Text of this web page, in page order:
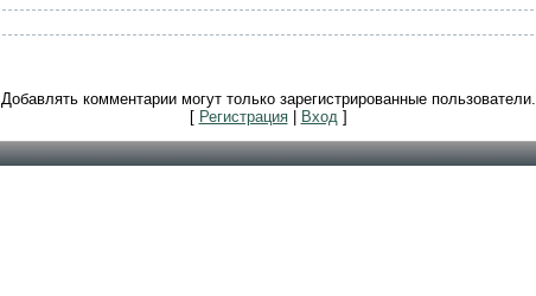
Добавлять комментарии могут только зарегистрированные пользователи.
[ Регистрация| Вход]